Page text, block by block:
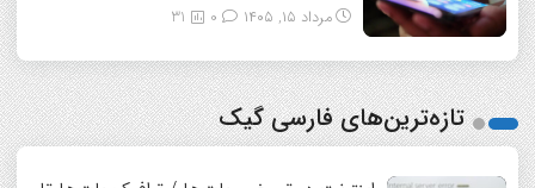
مرداد ۱۵, ۱۴۰۵ 31
تازه‌ترین‌های فارسی گیک